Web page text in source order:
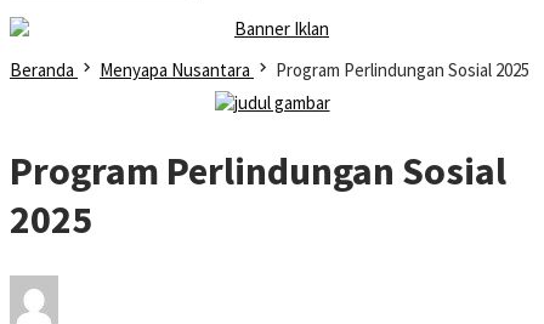
Beranda Menyapa Nusantara Program Perlindungan Sosial 2025
Program Perlindungan Sosial
2025